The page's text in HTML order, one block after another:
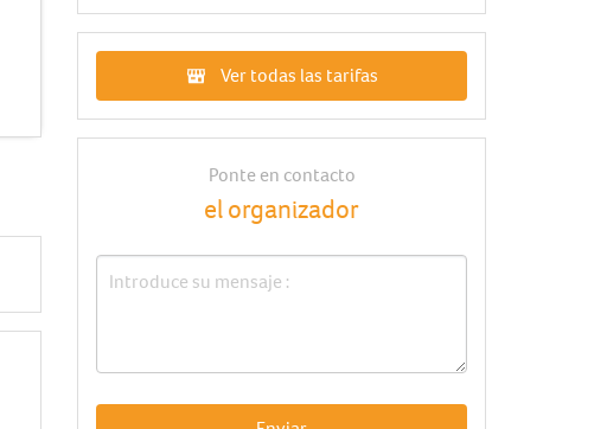
Ver todas las tarifas
Ponte en contacto
el organizador